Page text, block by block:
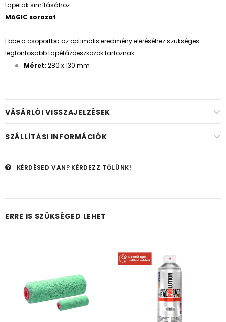
tapéták simításához
MAGIC sorozat
Ebbe a csoportba az optimális eredmény eléréséhez szükséges
legfontosabb tapétázóeszközök tartoznak.
Méret: 280 x 130 mm
VÁSÁRLÓI VISSZAJELZÉSEK
SZÁLLÍTÁSI INFORMÁCIÓK
KÉRDÉSED VAN? KÉRDEZZ TŐLÜNK!
ERRE IS SZÜKSÉGED LEHET